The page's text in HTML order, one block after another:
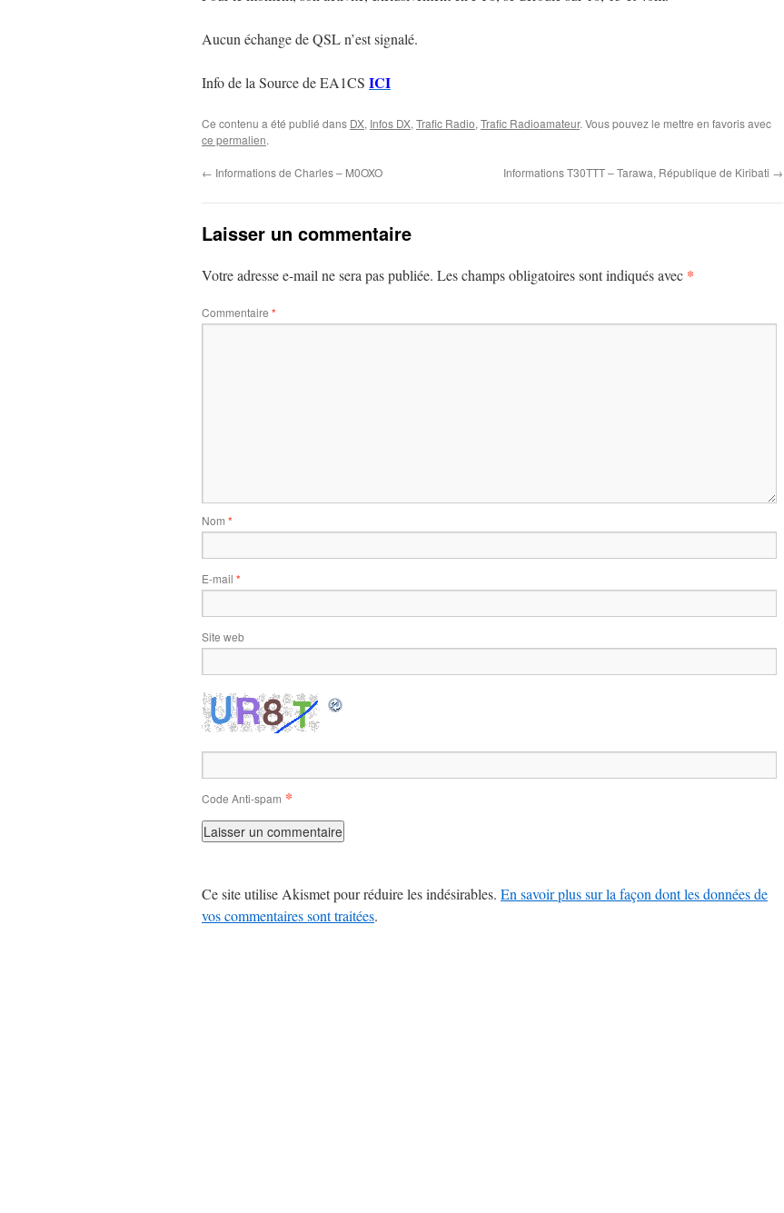
Aucun échange de QSL n’est signalé.
Info de la Source de EA1CS ICI
Ce contenu a été publié dans DX, Infos DX, Trafic Radio, Trafic Radioamateur. Vous pouvez le mettre en favoris avec
ce permalien.
← Informations de Charles – M0OXO Informations T30TTT – Tarawa, République de Kiribati →
Laisser un commentaire
Votre adresse e-mail ne sera pas publiée. Les champs obligatoires sont indiqués avec *
Commentaire *
Nom *
E-mail *
Site web
Code Anti-spam *
Ce site utilise Akismet pour réduire les indésirables. En savoir plus sur la façon dont les données de
vos commentaires sont traitées.